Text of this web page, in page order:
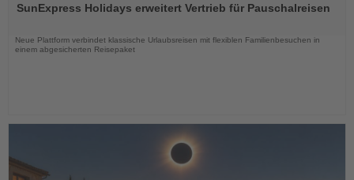
die
SunExpress Holidays erweitert Vertrieb für Pauschalreisen
Neue Plattform verbindet klassische Urlaubsreisen mit flexiblen Familienbesuchen in
einem abgesicherten Reisepaket